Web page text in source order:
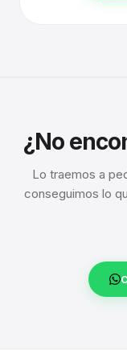
¿No
Lo traemos a
conseguimos lo